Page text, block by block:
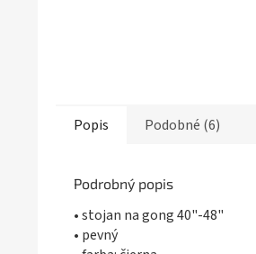
Popis Podobné (6)
Podrobný popis
• stojan na gong 40"-48"
• pevný